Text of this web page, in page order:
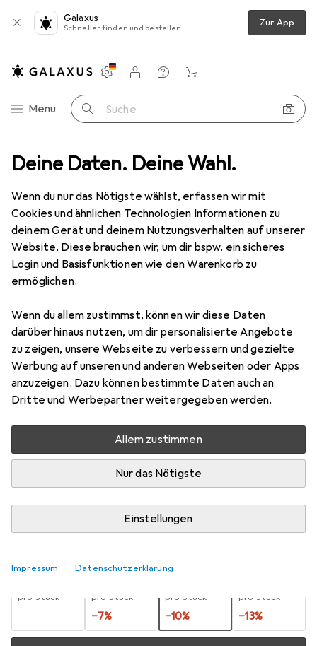
Deine Daten. Deine Wahl.
Wenn du nur das Nötigste wählst, erfassen wir mit
Cookies und ähnlichen Technologien Informationen zu
deinem Gerät und deinem Nutzungsverhalten auf unserer
Website. Diese brauchen wir, um dir bspw. ein sicheres
Login und Basisfunktionen wie den Warenkorb zu
ermöglichen.
Wenn du allem zustimmst, können wir diese Daten
darüber hinaus nutzen, um dir personalisierte Angebote
zu zeigen, unsere Webseite zu verbessern und gezielte
Werbung auf unseren und anderen Webseiten oder Apps
anzuzeigen. Dazu können bestimmte Daten auch an
Dritte und Werbepartner weitergegeben werden.
Allem zustimmen
Nur das Nötigste
Einstellungen
Impressum Datenschutzerklärung
Galaxus
Schneller finden und bestellen Zur App
Navigation nach Kategorien
Menü Suche
Einstellungen
Kundenkonto
Vergleichslisten
Merklisten
Warenkorb
+ Bar Geschirr Einweggeschirr Heku 250 Pappteller
2 Bilder
MENGENRABATT
Heku250 Pappteller
250x
Preis in EUR inkl. MwSt.
EUR
11,90
Bewertungen Marke
Zwischen Do, 13.8. und Do, 20.8. geliefert
Mehr als 10 Stück an Lager beim Lieferanten
Benachrichtigen, wenn schneller verfügbar
1 Stück
pro Stück
pro Stück
−7%
3 Stück
pro Stück
−10%
pro Stück
−13%